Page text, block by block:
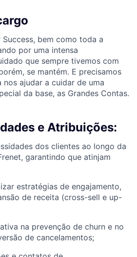
bem como toda a
por uma intensa
que sempre tivemos com
se mantém. E precisamos
nos ajudar a cuidar de uma
da base, as Grandes Contas.
e Atribuições:
dos clientes ao longo da
garantindo que atinjam
estratégias de engajamento,
de receita (cross-sell e up-
na prevenção de churn e no
de cancelamentos;